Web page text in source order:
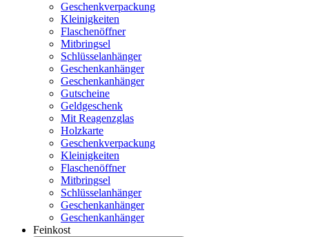
Geschenkverpackung
Kleinigkeiten
Flaschenöffner
Mitbringsel
Schlüsselanhänger
Geschenkanhänger
Geschenkanhänger
Gutscheine
Geldgeschenk
Mit Reagenzglas
Holzkarte
Geschenkverpackung
Kleinigkeiten
Flaschenöffner
Mitbringsel
Schlüsselanhänger
Geschenkanhänger
Geschenkanhänger
Feinkost